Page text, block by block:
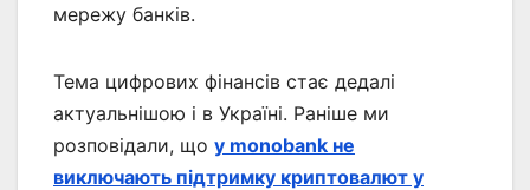
мережу банків.
Тема цифрових фінансів стає дедалі
актуальнішою і в Україні. Раніше ми
розповідали, що у monobank не
виключають підтримку криптовалют у